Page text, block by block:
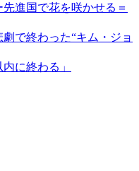
先進国で花を咲かせる＝
で終わった“キム・ジョ
に終わる」